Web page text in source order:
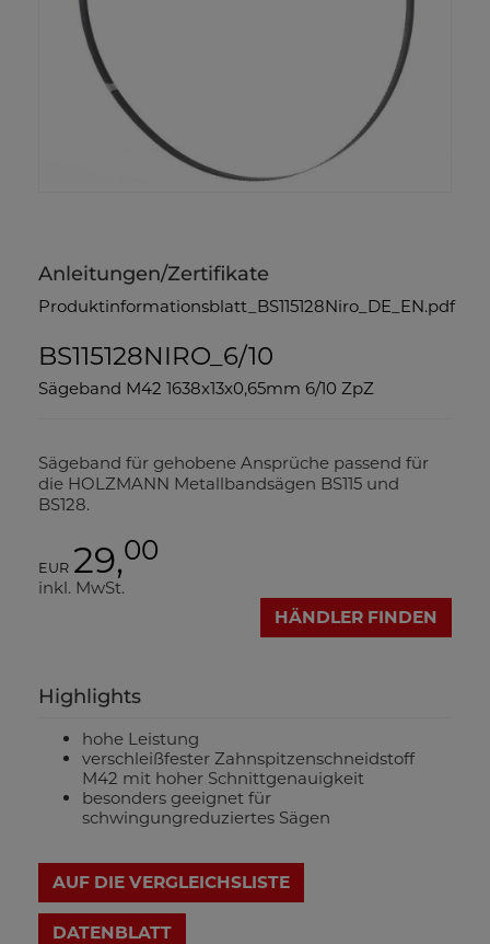
Anleitungen/Zertifikate
Produktinformationsblatt_BS115128Niro_DE_EN.pdf
BS115128NIRO_6/10
Sägeband M42 1638x13x0,65mm 6/10 ZpZ
Sägeband für gehobene Ansprüche passend für
die HOLZMANN Metallbandsägen BS115 und
BS128.
EUR 29,00
inkl. MwSt.
HÄNDLER FINDEN
Highlights
hohe Leistung
verschleißfester Zahnspitzenschneidstoff
M42 mit hoher Schnittgenauigkeit
besonders geeignet für
schwingungreduziertes Sägen
AUF DIE VERGLEICHSLISTE
DATENBLATT